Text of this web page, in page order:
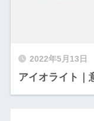
2022年5月13日
アイオライト｜